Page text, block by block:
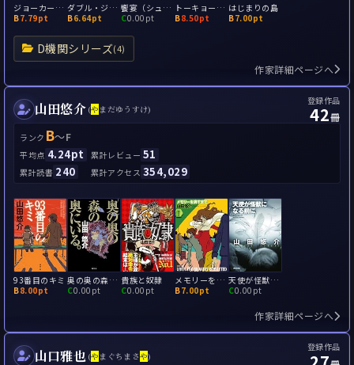
D機関シリーズ(4)
ジョーカー・ゲーム
B7.79pt
ダブル・ジョーカー
B6.64pt
饗宴（シュンポシオン） ソクラテス最後の事件
C0.00pt
トーキョー・プリズン
B8.50pt
はじまりの島
B7.00pt
作家詳細ページへ
山田悠介 (やまだゆうすけ)
登録作品
42冊
ランク B～F
平均点 4.24pt 累計レビュー 51
累計読書 240 累計アクセス 354,029
93番目のキミ
B8.00pt
奥の奥の森の奥に、いる。
C0.00pt
貴族と奴隷
C0.00pt
メモリーを消すまで
B7.00pt
天使が怪獣になる前に
C0.00pt
作家詳細ページへ
山口雅也 (やまぐちまさや)
登録作品